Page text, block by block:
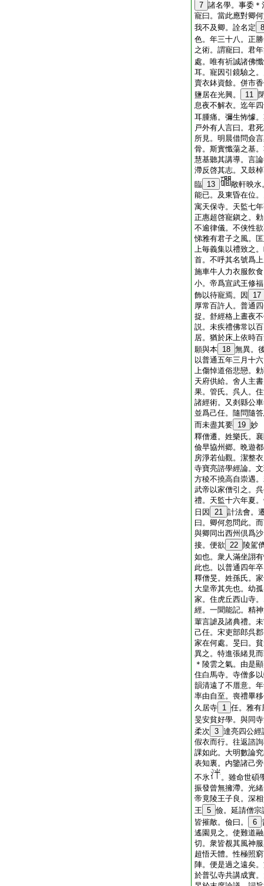
7 諸名學。事委
寵曰。當此應對卿
我不及卿。詮名定 8
色。年三十八。正
之術。謂寵曰。君
處。唯有祈誠諸佛
耳。寵因引鏡驗之
賣衣鉢資餘。併市
鹽居在光興。
11
息夜不解衣。迄年
耳腫痛。彌生怖懅
戸外有人言曰。君
所見。明晨借問僉
骨。斯實懺蕩之基
慧基聽其講導。言
滯反啓其志。又鼓
臨 13
敞軒映水
能已。及東昏在位
寓天保寺。天監七
正惠超啓寵鎭之。
不逾律儀。不侠性
悌雅有君子之風。
上毎義集以禮致之
首。不呼其名號爲
施車牛人力衣服飮
小。帝爲宣武王修
飾以待寵焉。因
17
厚常百許人。普通
捉。舒經格上晝夜
説。未疾禮佛常以
居。猶於床上依時
願與本 18 無異。
以普通五年三月十
上傷悼道俗悲戀。
天府供給。舍人主
果。管氏。呉人。
諸經術。又剡縣公
並爲己任。隨問隨
而未盡其要 19 妙
釋僧遷。姓樂氏。
儉早協州郷。晩遊
房淨若仙觀。潔整
寺寶亮諮學經論。
方稜不撓高自崇遇
武帝以家僧引之。
禮。天監十六年夏
日因
21 計法會。
曰。卿何忽問此。
與卿同出西州倶爲
接。便欲 22 陵駕
如也。衆人滿坐詡
此也。以普通四年
釋僧旻。姓孫氏。
大皇帝其先也。幼
家。住虎丘西山寺
經。一聞能記。精
輩言謔及諸典禮。
己任。宋吏部郎呉
家在何處。旻曰。
異之。特進張緒見
＊陵雲之氣。由是
住白馬寺。寺僧多
韻清遠了不厝意。
率由自至。喪禮畢
久居寺 1 任。雅有
旻安貧好學。與同
柔次 3 達亮四公經
假衣而行。往返諮
課如此。大明數論
表知裏。内鑒諸己
不氷
。雖命世碩
振發曾無擁滯。光
帝竟陵王子良。深
王 5 儉。延請僧宗
皆摧敵。儉曰。
6
遙園見之。使難道
切。衆皆覩其風神
超悟天體。性極照
陣。便是過之遠矣
於普弘寺共講成實